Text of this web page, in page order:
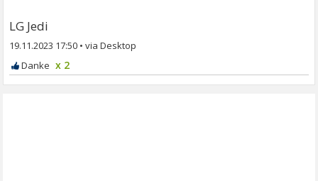
LG Jedi
19.11.2023 17:50 •
x 2